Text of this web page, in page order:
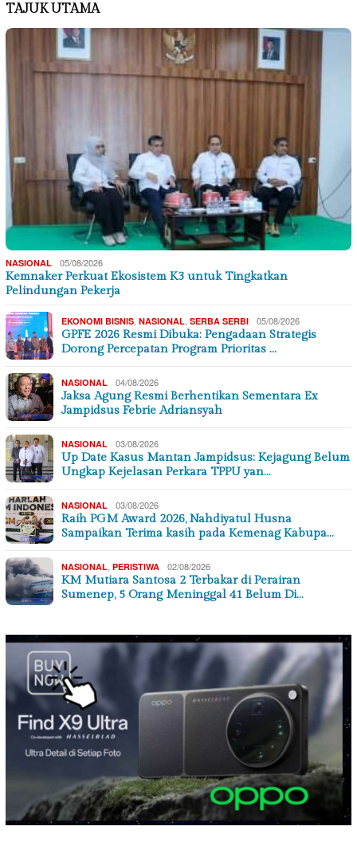
TAJUK UTAMA
NASIONAL 05/08/2026
Kemnaker Perkuat Ekosistem K3 untuk Tingkatkan
Pelindungan Pekerja
EKONOMI BISNIS NASIONAL SERBA SERBI 05/08/2026
GPFE 2026 Resmi Dibuka: Pengadaan Strategis
Dorong Percepatan Program Prioritas …
NASIONAL 04/08/2026
Jaksa Agung Resmi Berhentikan Sementara Ex
Jampidsus Febrie Adriansyah
NASIONAL 03/08/2026
Up Date Kasus Mantan Jampidsus: Kejagung Belum
Ungkap Kejelasan Perkara TPPU yan…
NASIONAL 03/08/2026
Raih PGM Award 2026, Nahdiyatul Husna
Sampaikan Terima kasih pada Kemenag Kabupa…
NASIONAL PERISTIWA 02/08/2026
KM Mutiara Santosa 2 Terbakar di Perairan
Sumenep, 5 Orang Meninggal 41 Belum Di…